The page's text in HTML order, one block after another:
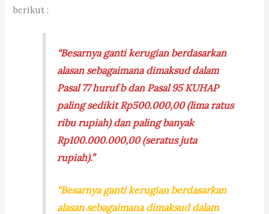
berikut :
“Besarnya ganti kerugian berdasarkan
alasan sebagaimana dimaksud dalam
Pasal 77 huruf b dan Pasal 95 KUHAP
paling sedikit Rp500.000,00 (lima ratus
ribu rupiah) dan paling banyak
Rp100.000.000,00 (seratus juta
rupiah).”
“Besarnya ganti kerugian berdasarkan
alasan sebagaimana dimaksud dalam